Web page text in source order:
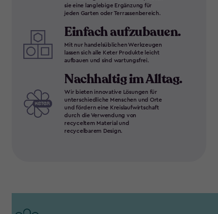
sie eine langlebige Ergänzung für
jeden Garten oder Terrassenbereich.
Einfach aufzubauen.
Mit nur handelsüblichen Werkzeugen
lassen sich alle Keter Produkte leicht
aufbauen und sind wartungsfrei.
Nachhaltig im Alltag.
Wir bieten innovative Lösungen für
unterschiedliche Menschen und Orte
und fördern eine Kreislaufwirtschaft
durch die Verwendung von
recyceltem Material und
recycelbarem Design.